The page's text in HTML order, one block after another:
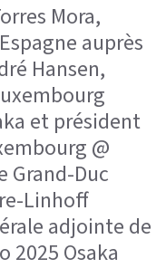
Mora,
auprès
Hansen,
et président
@
Grand-Duc
Linhoff
adjointe de
2025 Osaka